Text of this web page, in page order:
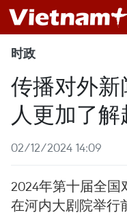
时政
传播对外
人更加了
02/12/2024 14:09
2024年第十届全国
在河内大剧院举行